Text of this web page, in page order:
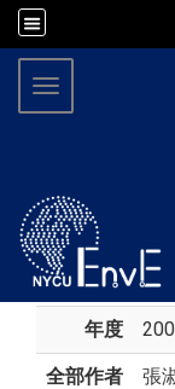
Toggle
年度
全部作者 張